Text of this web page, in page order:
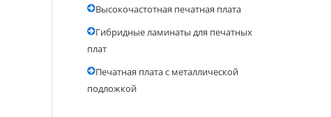
Высокочастотная печатная плата
Гибридные ламинаты для печатных
плат
Печатная плата с металлической
подложкой